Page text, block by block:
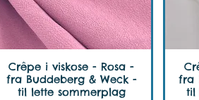
Crêpe i viskose - Rosa -
fra Buddeberg & Weck -
til lette sommerplag
fra
til